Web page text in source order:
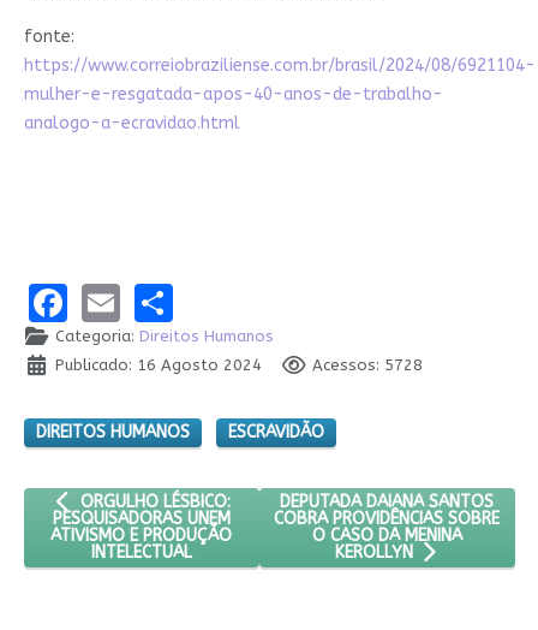
fonte:
https://www.correiobraziliense.com.br/brasil/2024/08/6921104-
mulher-e-resgatada-apos-40-anos-de-trabalho-
analogo-a-ecravidao.html
Facebook
EmailShare
Categoria: Direitos Humanos
Publicado: 16 Agosto 2024
Acessos: 5728
DIREITOS HUMANOS ESCRAVIDÃO
ARTIGO ANTERIOR: ORGULHO LÉSBICO: PESQUISADORAS
ORGULHO LÉSBICO:
PESQUISADORAS UNEM
ATIVISMO E PRODUÇÃO
INTELECTUAL
PRÓXIMO ARTIGO: DEPUTADA
DEPUTADA DAIANA SANTOS
COBRA PROVIDÊNCIAS SOBRE
O CASO DA MENINA
KEROLLYN